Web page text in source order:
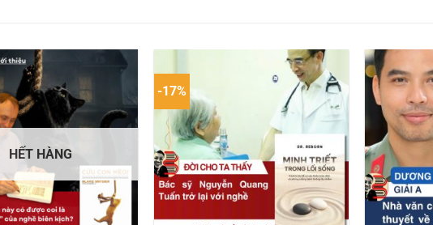
HẾT HÀNG
-17%